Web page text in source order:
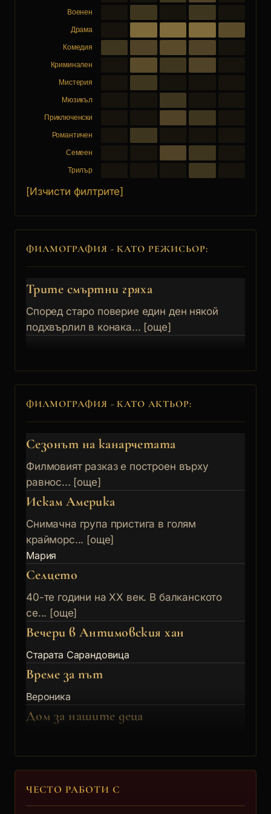
Военен
Драма
Комедия
Криминален
Мистерия
Мюзикъл
Приключенски
Романтичен
Семеен
Трилър
[Изчисти филтрите]
ФИЛМОГРАФИЯ - КАТО РЕЖИСЬОР:
Трите смъртни гряха
Според старо поверие един ден някой
подхвърлил в конака... [още]
ФИЛМОГРАФИЯ - КАТО АКТЬОР:
Сезонът на канарчетата
Филмовият разказ е построен върху
равнос... [още]
Искам Америка
Снимачна група пристига в голям
крайморс... [още]
Мария
Селцето
40-те години на ХХ век. В балканското
се... [още]
Вечери в Антимовския хан
Старата Сарандовица
Време за път
Вероника
Дом за нашите деца
деца,... [още]
Вероника
Ешелоните на смъртта
ЧЕСТО РАБОТИ С